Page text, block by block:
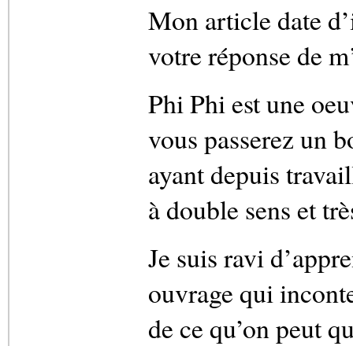
Mon article date
votre réponse de
Phi Phi est une
vous passerez un
ayant depuis
à double sens et
Je suis ravi
ouvrage qui
de ce qu’on peut